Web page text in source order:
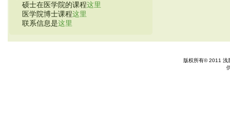
硕士在医学院的课程这里
医学院博士课程这里
联系信息是这里
版权所有© 2011 浅